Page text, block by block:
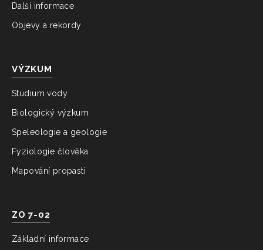
Další informace
Objevy a rekordy
VÝZKUM
Studium vody
Biologický výzkum
Speleologie a geologie
Fyziologie člověka
Mapování propasti
ZO 7-02
Základní informace